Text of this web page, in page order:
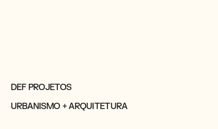
DEF PROJETOS
URBANISMO + ARQUITETURA